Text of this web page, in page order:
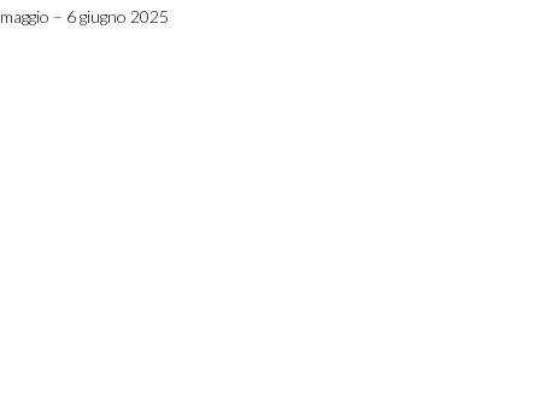
– 6 giugno 2025